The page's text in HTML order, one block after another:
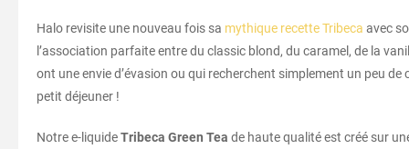
Halo revisite une nouveau fois sa mythique recette Tribeca avec
l’association parfaite entre du classic blond, du caramel, de la
ont une envie d’évasion ou qui recherchent simplement un peu
petit déjeuner !
Notre e-liquideTribeca Green Tea de haute qualité est créé sur